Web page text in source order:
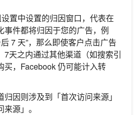
置中设置的归因窗口，代表在
事件都将归因于您的广告，例
7 天”，那么即使客户点击广告
7天之内通过其他渠道（如搜索引
买，Facebook 仍可能计入转
因则涉及到「首次访问来源」
源」。